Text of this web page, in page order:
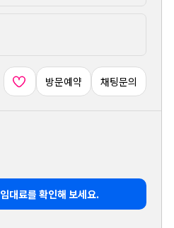
방문예약 채팅문의
대료를 확인해 보세요.